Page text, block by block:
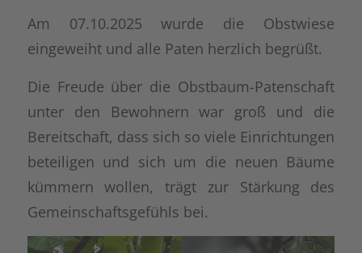
Am 07.10.2025 wurde die Obstwiese
eingeweiht und alle Paten herzlich begrüßt.
Die Freude über die Obstbaum-Patenschaft
unter den Bewohnern war groß und die
Bereitschaft, dass sich so viele Einrichtungen
beteiligen und sich um die neuen Bäume
kümmern wollen, trägt zur Stärkung des
Gemeinschaftsgefühls bei.